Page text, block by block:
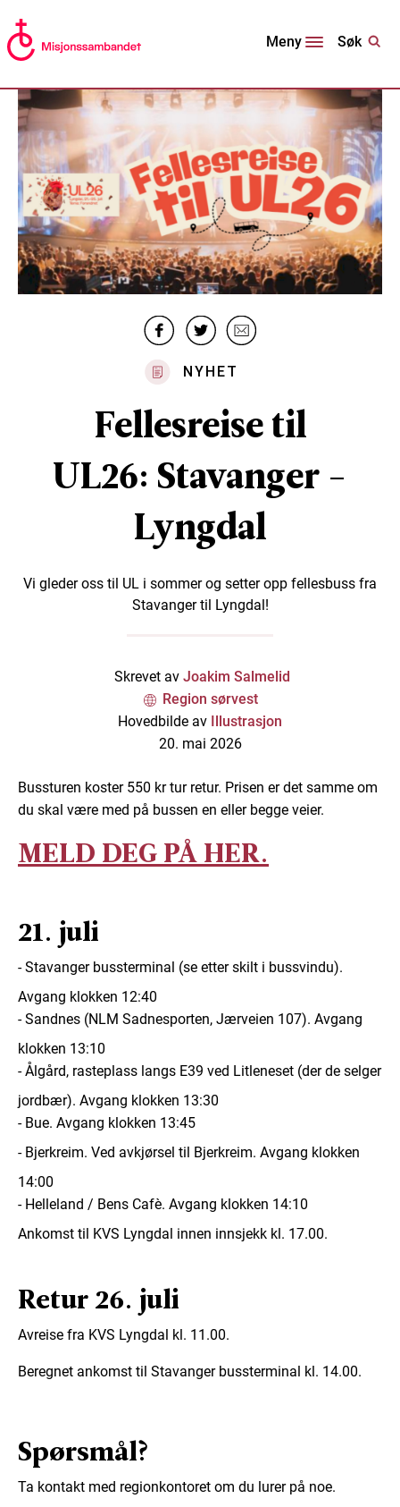
Meny Søk
NYHET
Fellesreise til
UL26: Stavanger -
Lyngdal
Vi gleder oss til UL i sommer og setter opp fellesbuss fra
Stavanger til Lyngdal!
Skrevet av Joakim Salmelid
Region sørvest
Hovedbilde av
Illustrasjon
20. mai 2026
Bussturen koster 550 kr tur retur. Prisen er det samme om
du skal være med på bussen en eller begge veier.
MELD DEG PÅ HER.
21. juli
- Stavanger bussterminal (se etter skilt i bussvindu).
Avgang klokken 12:40
- Sandnes (NLM Sadnesporten, Jærveien 107). Avgang
klokken 13:10
- Ålgård, rasteplass langs E39 ved Litleneset (der de selger
jordbær). Avgang klokken 13:30
- Bue. Avgang klokken 13:45
- Bjerkreim. Ved avkjørsel til Bjerkreim. Avgang klokken
14:00
- Helleland / Bens Cafè. Avgang klokken 14:10
Ankomst til KVS Lyngdal innen innsjekk kl. 17.00.
Retur 26. juli
Avreise fra KVS Lyngdal kl. 11.00.
Beregnet ankomst til Stavanger bussterminal kl. 14.00.
Spørsmål?
Ta kontakt med regionkontoret om du lurer på noe.